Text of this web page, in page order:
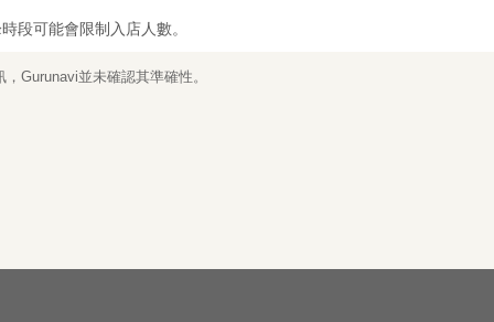
段可能會限制入店人數。
Gurunavi並未確認其準確性。